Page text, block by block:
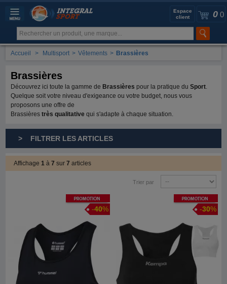
0 0
Espace
client
Accueil > Multisport > Vêtements > Brassières
Brassières
Découvrez ici toute la gamme de Brassières pour la pratique duSport.
Quelque soit votre niveau d'exigeance ou votre budget, nous vous
proposons une offre de
Brassièrestrès qualitative qui s'adapte à chaque situation.
> FILTRER LES ARTICLES
Affichage1à7sur7articles
Trier par
Promotion
-40%
Promotion
-30%